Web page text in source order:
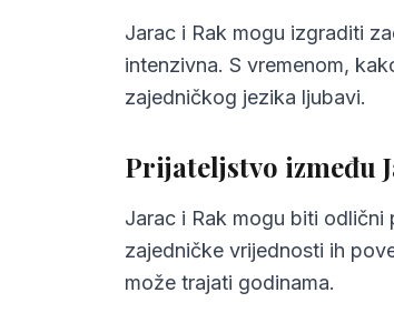
4.
Izazovi u odnosu Jarca
5. Savjeti za Jarca i Raka
Jarac i Rak mogu izgraditi
intenzivna. S vremenom,
zajedničkog jezika ljubavi.
Prijateljstvo između
Jarac i Rak mogu biti
zajedničke vrijednosti ih
može trajati godinama.